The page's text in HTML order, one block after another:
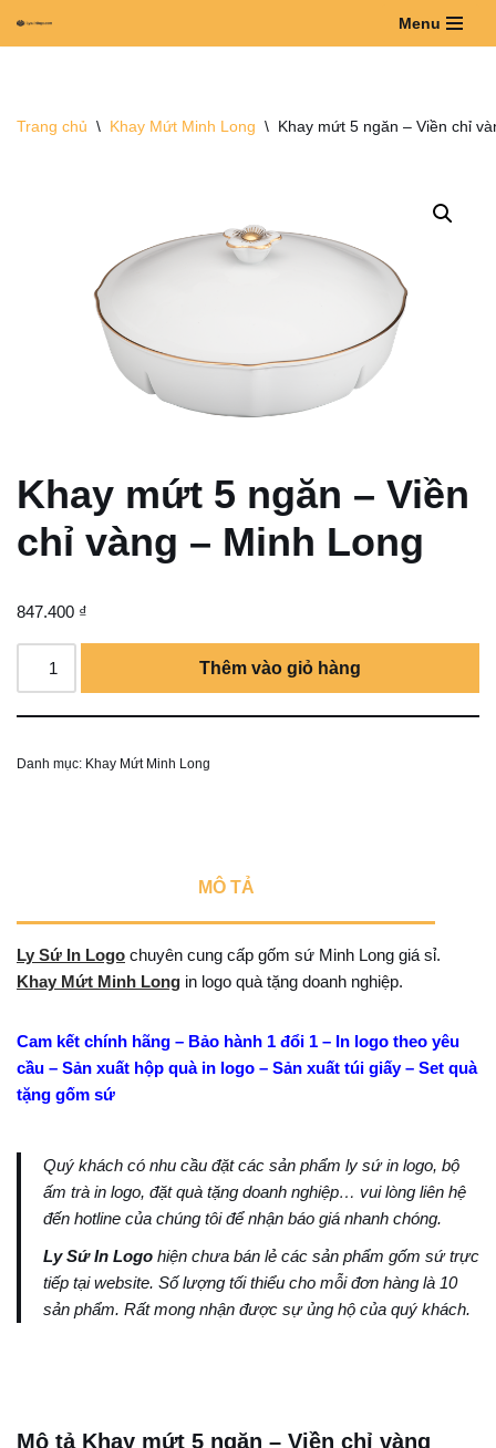
dung
Menu
Trang chủ \ Khay Mứt Minh Long \ Khay mứt 5 ngăn – Viền chỉ
Khay mứt 5 ngăn – Viền
chỉ vàng – Minh Long
847.400 ₫
Thêm vào giỏ hàng
Danh mục: Khay Mứt Minh Long
MÔ TẢ
Ly Sứ In Logo chuyên cung cấp gốm sứ Minh Long giá sỉ.
Khay Mứt Minh Long in logo quà tặng doanh nghiệp.
Cam kết chính hãng – Bảo hành 1 đổi 1 – In logo theo yêu
cầu – Sản xuất hộp quà in logo – Sản xuất túi giấy – Set quà
tặng gốm sứ
Quý khách có nhu cầu đặt các sản phẩm ly sứ in logo, bộ
ấm trà in logo, đặt quà tặng doanh nghiệp… vui lòng liên hệ
đến hotline của chúng tôi để nhận báo giá nhanh chóng.
Ly Sứ In Logo hiện chưa bán lẻ các sản phẩm gốm sứ trực
tiếp tại website. Số lượng tối thiểu cho mỗi đơn hàng là 10
sản phẩm. Rất mong nhận được sự ủng hộ của quý khách.
Mô tả Khay mứt 5 ngăn – Viền chỉ vàng